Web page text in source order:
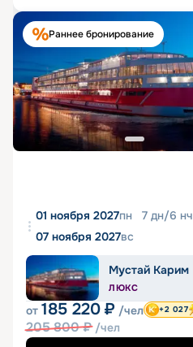
Раннее бронирование
01 ноября 2027пн 7 дн/6 нч
07 ноября 2027вс
Мустай Карим
ЛЮКС
от 185 220 ₽ /чел
205 800₽ /чел
+2 027